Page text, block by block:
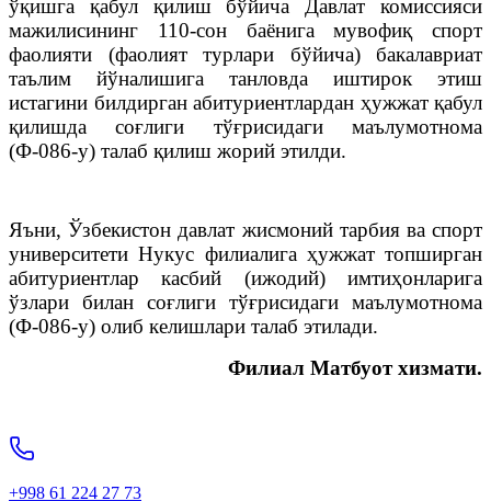
ўқишга қабул қилиш бўйича Давлат комиссияси
мажилисининг 110-сон баёнига мувофиқ cпорт
фаолияти (фаолият турлари бўйича) бакалавриат
таълим йўналишига танловда иштирок этиш
истагини билдирган абитуриентлардан ҳужжат қабул
қилишда соғлиги тўғрисидаги маълумотнома
(Ф-086-у) талаб қилиш жорий этилди.
Яъни, Ўзбекистон давлат жисмоний тарбия ва спорт
университети Нукус филиалига ҳужжат топширган
абитуриентлар касбий (ижодий) имтиҳонларига
ўзлари билан соғлиги тўғрисидаги маълумотнома
(Ф-086-у) олиб келишлари талаб этилади.
Филиал Матбуот хизмати.
+998 61 224 27 73